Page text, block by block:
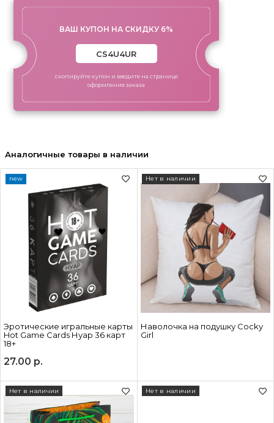
ВАШ КУПОН НА СКИДКУ 6%
скопируйте купон и введите на странице
оформления заказа
Аналогичные товары в наличии
Эротические игральные карты
Hot Game Cards Нуар 36 карт
18+
new
27.00 р.
Наволочка на подушку Cocky
Girl
Нет в наличии
Нет в наличии Нет в наличии